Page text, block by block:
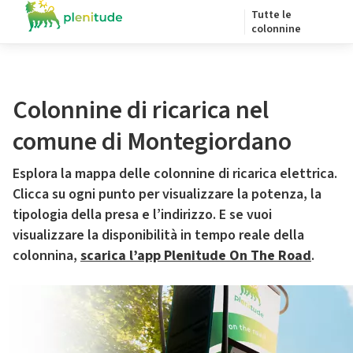
Tutte le
colonnine
Colonnine di ricarica nel
comune di Montegiordano
Esplora la mappa delle colonnine di ricarica elettrica.
Clicca su ogni punto per visualizzare la potenza, la
tipologia della presa e l’indirizzo. E se vuoi
visualizzare la disponibilità in tempo reale della
colonnina, scarica l’app Plenitude On The Road.